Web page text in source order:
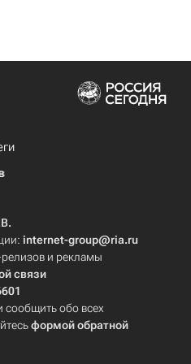
internet-group@ria.ru
и рекламы
связи
сообщить обо всех
формой обратной